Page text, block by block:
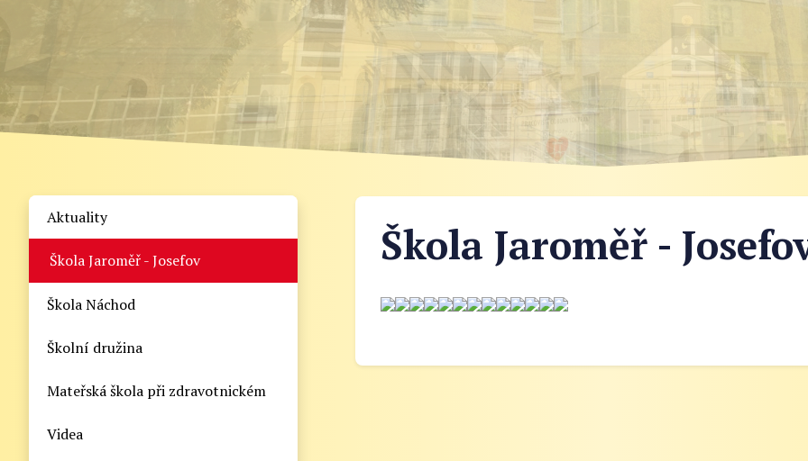
Škola Jaroměř -
Aktuality
Škola Jaroměř - Josefov
Škola Náchod
Školní družina
Mateřská škola při zdravotnickém
Videa